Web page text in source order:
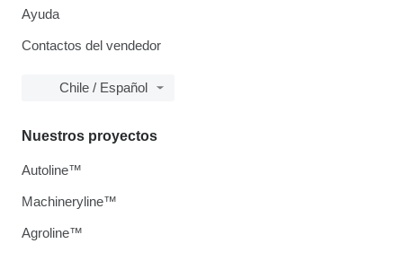
Ayuda
Contactos del vendedor
Chile / Español
Nuestros proyectos
Autoline™
Machineryline™
Agroline™